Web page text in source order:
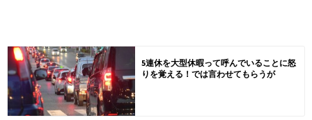
5連休を大型休暇って呼んでいることに怒
りを覚える！では言わせてもらうが